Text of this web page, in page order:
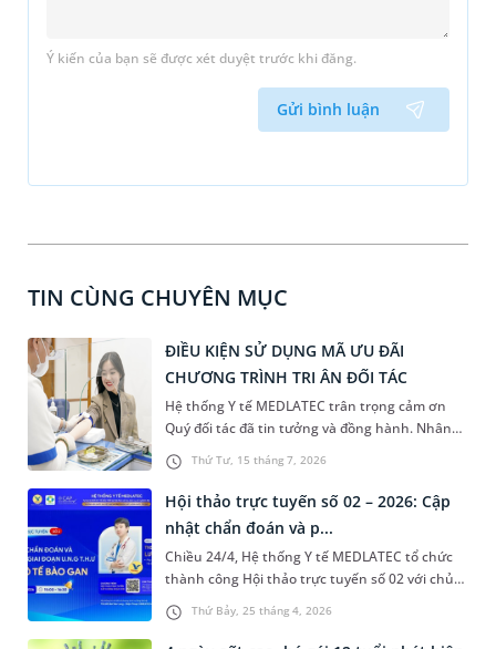
Ý kiến của bạn sẽ được xét duyệt trước khi đăng.
Gửi bình luận
TIN CÙNG CHUYÊN MỤC
Thứ Tư, 15 tháng 7, 2026
ĐIỀU KIỆN SỬ DỤNG MÃ ƯU ĐÃI
CHƯƠNG TRÌNH TRI ÂN ĐỐI TÁC
Hệ thống Y tế MEDLATEC trân trọng cảm ơn
Quý đối tác đã tin tưởng và đồng hành. Nhân
dịp Tri ân khách hàng, MEDLATEC kính tặng
Quý đối tác 3 gói xét nghiệm sinh hoá tổng trị
giá 414.000 VNĐ.
Thứ Bảy, 25 tháng 4, 2026
Hội thảo trực tuyến số 02 – 2026: Cập
nhật chẩn đoán và p...
Chiều 24/4, Hệ thống Y tế MEDLATEC tổ chức
thành công Hội thảo trực tuyến số 02 với chủ
đề “Cập nhật chẩn đoán và phân loại giai đoạn
ung thư biểu mô tế bào gan”. Chương trình có